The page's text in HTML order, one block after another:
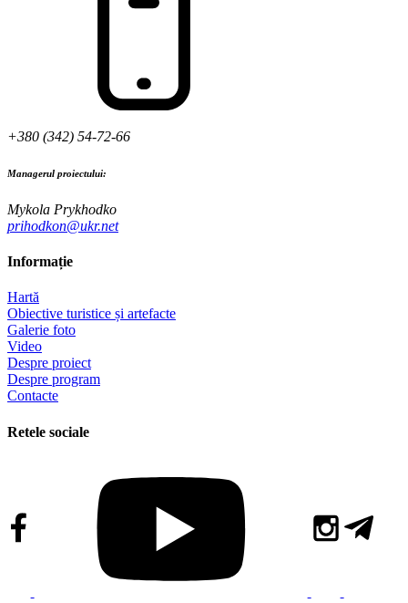
+380 (342) 54-72-66
Managerul proiectului:
Mykola Prykhodko
prihodkon@ukr.net
Informație
Hartă
Obiective turistice și artefacte
Galerie foto
Video
Despre proiect
Despre program
Contacte
Retele sociale